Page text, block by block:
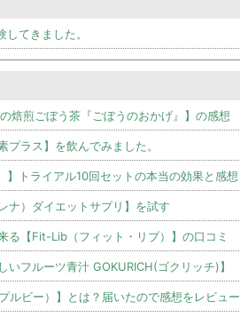
てきました。
焙煎ごぼう茶『ごぼうのおかげ』】の感想
プラス】を飲んでみました。
トライアル10回セットの本当の効果と感想
ナ）ダイエットサプリ】を試す
る【Fit-Lib（フィット・リブ）】の口コミ
フルーツ青汁 GOKURICH(ゴクリッチ)】
ルビー）】とは？届いたので感想をレビュー